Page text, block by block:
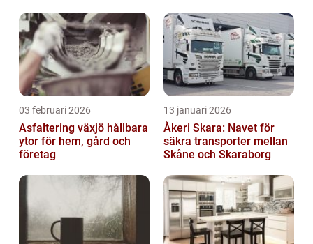
03 februari 2026
Asfaltering växjö hållbara
ytor för hem, gård och
företag
13 januari 2026
Åkeri Skara: Navet för
säkra transporter mellan
Skåne och Skaraborg